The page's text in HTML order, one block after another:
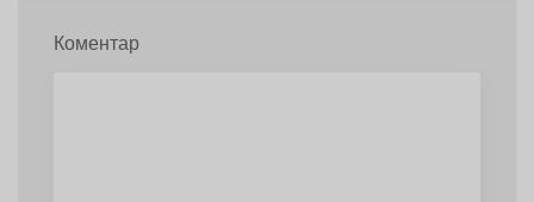
Коментар